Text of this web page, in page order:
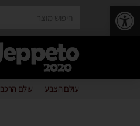
פתח סרגל נגישות
עולם הצבע עולם הרכב